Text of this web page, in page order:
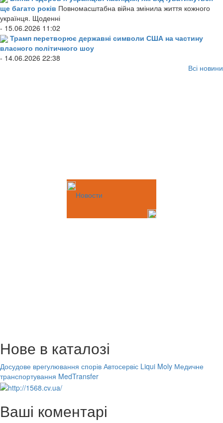
ще багато років Повномасштабна війна змінила життя кожного
українця. Щоденні
- 15.06.2026 11:02
Трамп перетворює державні символи США на частину
власного політичного шоу
- 14.06.2026 22:38
Всі новини
Новости
Нове в каталозі
Досудове врегулювання спорів Автосервіс Liqui Moly Медичне
транспортування MedTransfer
Ваші коментарі